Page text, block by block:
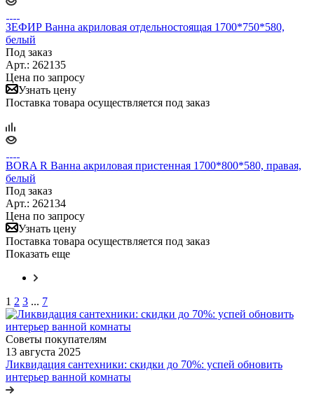
ЗЕФИР Ванна акриловая отдельностоящая 1700*750*580,
белый
Под заказ
Арт.: 262135
Цена по запросу
Узнать цену
Поставка товара осуществляется под заказ
BORA R Ванна акриловая пристенная 1700*800*580, правая,
белый
Под заказ
Арт.: 262134
Цена по запросу
Узнать цену
Поставка товара осуществляется под заказ
Показать еще
1 2 3 ... 7
Советы покупателям
13 августа 2025
Ликвидация сантехники: скидки до 70%: успей обновить
интерьер ванной комнаты